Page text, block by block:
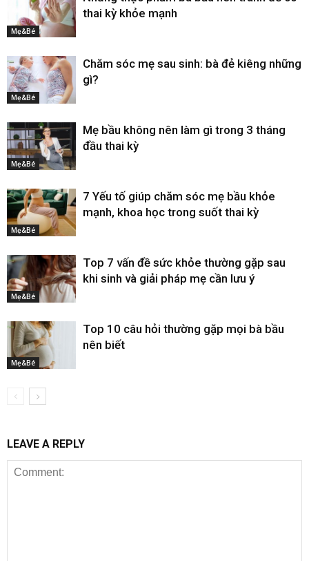
Mẹ&Bé
thai kỳ khỏe mạnh
Mẹ&Bé
Chăm sóc mẹ sau sinh: bà đẻ kiêng những
gì?
Mẹ&Bé
Mẹ bầu không nên làm gì trong 3 tháng
đầu thai kỳ
Mẹ&Bé
7 Yếu tố giúp chăm sóc mẹ bầu khỏe
mạnh, khoa học trong suốt thai kỳ
Mẹ&Bé
Top 7 vấn đề sức khỏe thường gặp sau
khi sinh và giải pháp mẹ cần lưu ý
Mẹ&Bé
Top 10 câu hỏi thường gặp mọi bà bầu
nên biết
LEAVE A REPLY